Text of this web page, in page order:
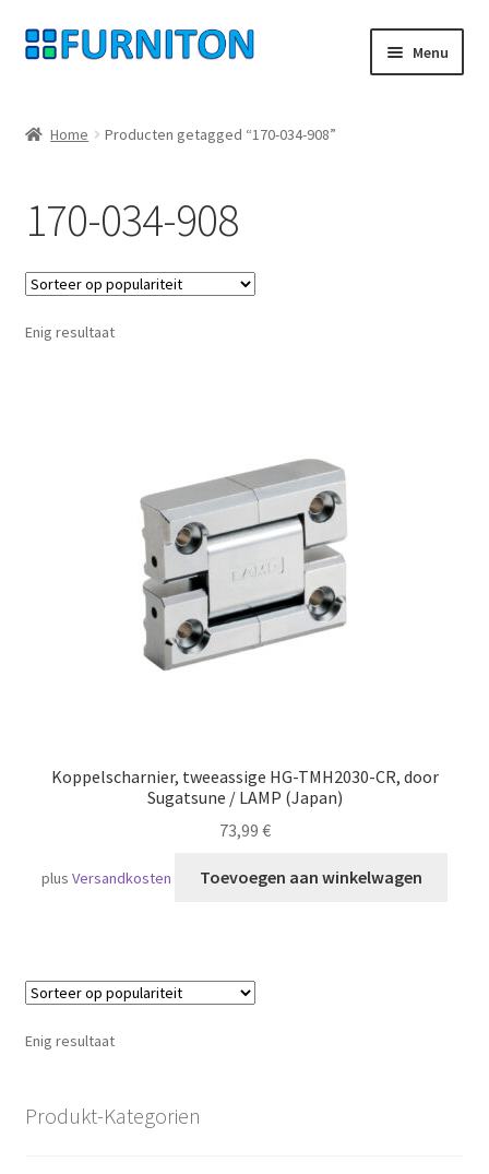
Ga
door
navigatie
Ga
naar
inhoud
Menu
Gegevensbescherming
Herroepingsrecht
Neem contact op met
Home Producten getagged “170-034-908”
170-034-908
Enig resultaat
Koppelscharnier, tweeassige HG-TMH2030-CR, door
Sugatsune / LAMP (Japan)
73,99 €
plusVersandkosten Toevoegen aan winkelwagen
Enig resultaat
Produkt-Kategorien